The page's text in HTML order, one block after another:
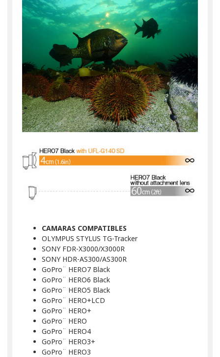
CAMARAS COMPATIBLES
OLYMPUS STYLUS TG-Tracker
SONY FDR-X3000/X3000R
SONY HDR-AS300/AS300R
GoPro¨ HERO7 Black
GoPro¨ HERO6 Black
GoPro¨ HERO5 Black
GoPro¨ HERO+LCD
GoPro¨ HERO+
GoPro¨ HERO
GoPro¨ HERO4
GoPro¨ HERO3+
GoPro¨ HERO3